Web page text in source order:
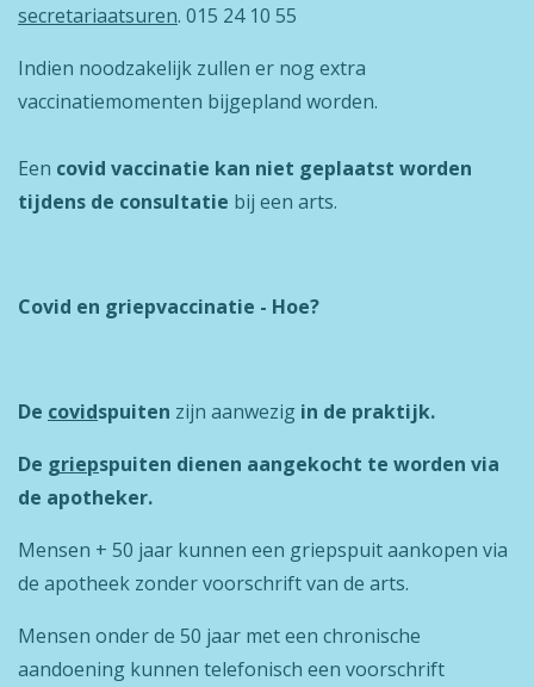
secretariaatsuren. 015 24 10 55
Indien noodzakelijk zullen er nog extra
vaccinatiemomenten bijgepland worden.
Een covid vaccinatie kan niet geplaatst worden
tijdens de consultatie bij een arts.
Covid en griepvaccinatie - Hoe?
De covidspuiten zijn aanwezig in de praktijk.
De griepspuiten dienen aangekocht te worden via
de apotheker.
Mensen + 50 jaar kunnen een griepspuit aankopen via
de apotheek zonder voorschrift van de arts.
Mensen onder de 50 jaar met een chronische
aandoening kunnen telefonisch een voorschrift